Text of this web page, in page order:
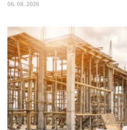
06. 08. 2026